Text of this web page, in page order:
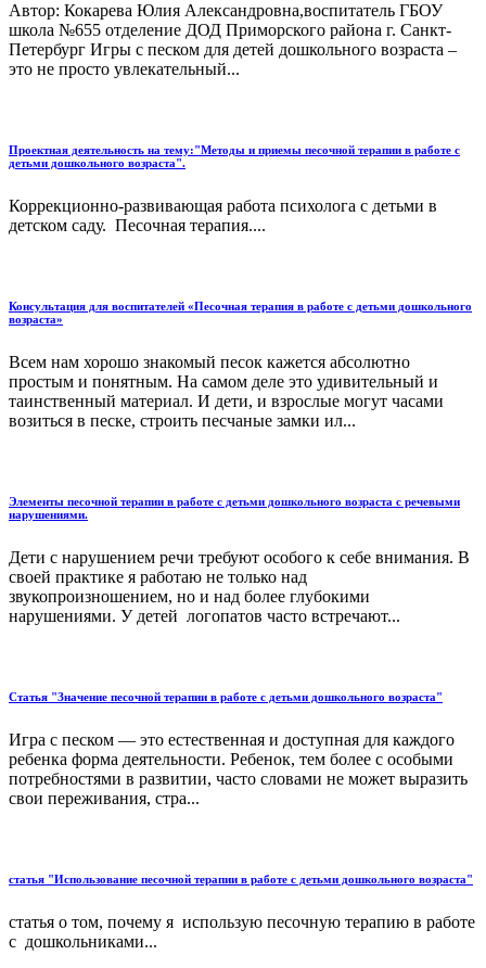
Автор: Кокарева Юлия Александровна,воспитатель ГБОУ
школа №655 отделение ДОД Приморского района г. Санкт-
Петербург Игры с песком для детей дошкольного возраста –
это не просто увлекательный...
Проектная деятельность на тему:"Методы и приемы песочной терапии в работе с
детьми дошкольного возраста".
Коррекционно-развивающая работа психолога с детьми в
детском саду. Песочная терапия....
Консультация для воспитателей «Песочная терапия в работе с детьми дошкольного
возраста»
Всем нам хорошо знакомый песок кажется абсолютно
простым и понятным. На самом деле это удивительный и
таинственный материал. И дети, и взрослые могут часами
возиться в песке, строить песчаные замки ил...
Элементы песочной терапии в работе с детьми дошкольного возраста с речевыми
нарушениями.
Дети с нарушением речи требуют особого к себе внимания. В
своей практике я работаю не только над
звукопроизношением, но и над более глубокими
нарушениями. У детей логопатов часто встречают...
Статья "Значение песочной терапии в работе с детьми дошкольного возраста"
Игра с песком — это естественная и доступная для каждого
ребенка форма деятельности. Ребенок, тем более с особыми
потребностями в развитии, часто словами не может выразить
свои переживания, стра...
статья "Использование песочной терапии в работе с детьми дошкольного возраста"
статья о том, почему я использую песочную терапию в работе
с дошкольниками...